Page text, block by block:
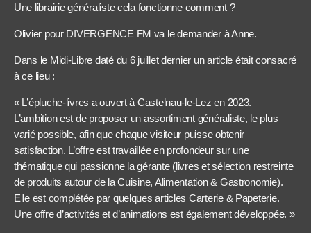
Une librairie généraliste cela fonctionne comment ?
Olivier pour DIVERGENCE FM va le demander à Anne.
Dans le Midi-Libre daté du 6 juillet dernier un article était consacré
à ce lieu :
« L’épluche-livres a ouvert à Castelnau-le-Lez en 2023.
L’ambition est de proposer un assortiment généraliste, le plus
varié possible, afin que chaque visiteur puisse obtenir
satisfaction. L’offre est travaillée en profondeur sur une
thématique qui passionne la gérante (livres et sélection restreinte
de produits autour de la Cuisine, Alimentation & Gastronomie).
Elle est complétée par quelques articles Carterie & Papeterie.
Une offre d’activités et d’animations est également développée. »